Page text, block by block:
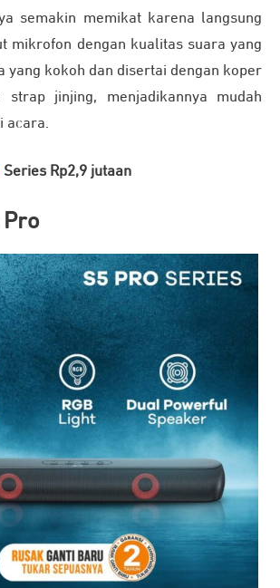
semakin memikat karena langsung
mikrofon dengan kualitas suara yang
yang kokoh dan disertai dengan koper
strap jinjing, menjadikannya mudah
acara.
Series Rp2,9 jutaan
Pro